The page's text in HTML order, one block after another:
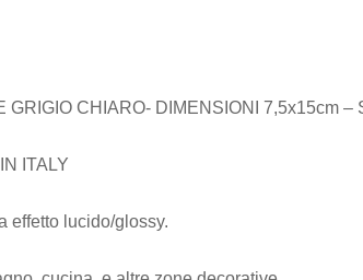
GRIGIO CHIARO- DIMENSIONI 7,5x15cm –
ITALY
effetto lucido/glossy.